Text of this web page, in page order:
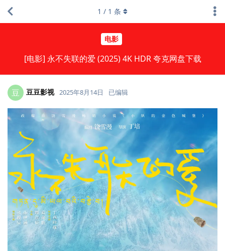
电影
[电影] 永不失联的爱 (2025) 4K HDR 夸克网盘下载
1 / 1 条
豆 豆豆影视 2025年8月14日 已编辑